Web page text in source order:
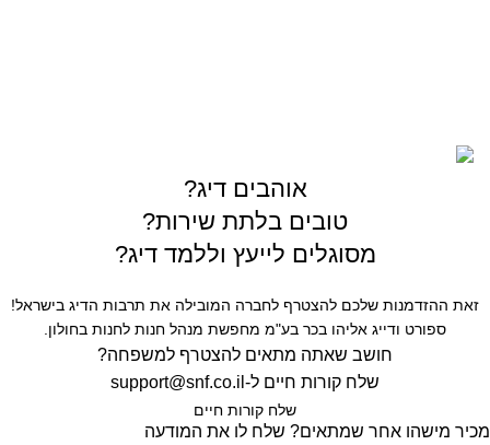
אוהבים דיג?
טובים בלתת שירות?
מסוגלים לייעץ וללמד דיג?
זאת ההזדמנות שלכם להצטרף לחברה המובילה את תרבות הדיג בישראל!
ספורט ודייג אליהו בכר בע"מ מחפשת מנהל חנות לחנות בחולון.
חושב שאתה מתאים להצטרף למשפחה?
שלח קורות חיים ל- support@snf.co.il
שלח קורות חיים​
מכיר מישהו אחר שמתאים? שלח לו את המודעה